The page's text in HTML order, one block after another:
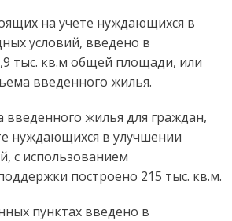
на учете нуждающихся в
условий, введено в
тыс. кв.м общей площади, или
введенного жилья.
жилья для граждан,
нуждающихся в улучшении
с использованием
построено 215 тыс. кв.м.
пунктах введено в